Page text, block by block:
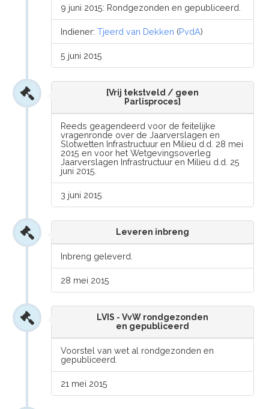
9 juni 2015: Rondgezonden en gepubliceerd.
Indiener:Tjeerd van Dekken (PvdA)
5 juni 2015
[Vrij tekstveld / geen
Parlisproces]
Reeds geagendeerd voor de feitelijke
vragenronde over de Jaarverslagen en
Slotwetten Infrastructuur en Milieu d.d. 28 mei
2015 en voor het Wetgevingsoverleg
Jaarverslagen Infrastructuur en Milieu d.d. 25
juni 2015.
3 juni 2015
Leveren inbreng
Inbreng geleverd.
28 mei 2015
LVIS - VvW rondgezonden
en gepubliceerd
Voorstel van wet al rondgezonden en
gepubliceerd.
21 mei 2015